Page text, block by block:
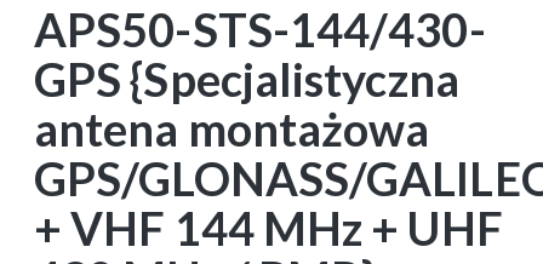
APS50-STS-144/430-
GPS {Specjalistyczna
antena montażowa
GPS/GLONASS/
+ VHF 144 MHz + UHF